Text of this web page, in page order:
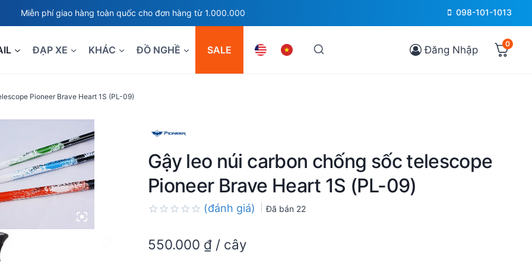
Miễn phí giao hàng toàn quốc cho đơn hàng từ 1.000.000 098-101-1013
ĐẠP XE KHÁC ĐỒ NGHỀ SALE Đăng Nhập 0
Pioneer Brave Heart 1S (PL-09)
Gậy leo núi carbon chống sốc telescope
Pioneer Brave Heart 1S (PL-09)
out
(đánh giá) Đã bán 22
550.000 ₫/ cây